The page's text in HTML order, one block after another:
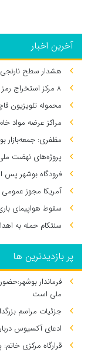
آخرین اخبار
هشدار سطح
۸ مرکز استخراج رمز ارز در عسلویه متلاشی شد
محموله تلویزیون
مراکز عرضه مواد
مظفری: جمعه‌بازار
پروژه‌های نهضت
فرودگاه بوشهر پس
آمریکا مجوز
سقوط هواپیمای
سنتکام حمله به
پر بازدیدترین ها
فرماندار
ملی است
جزئیات مراسم
ادعای آکسیوس
قرارگاه مرکزی